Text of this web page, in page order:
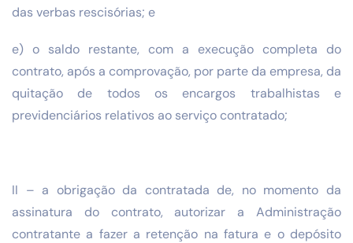
das verbas rescisórias; e
e) o saldo restante, com a execução completa do
contrato, após a comprovação, por parte da empresa, da
quitação de todos os encargos trabalhistas e
previdenciários relativos ao serviço contratado;
II – a obrigação da contratada de, no momento da
assinatura do contrato, autorizar a Administração
contratante a fazer a retenção na fatura e o depósito